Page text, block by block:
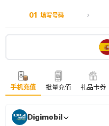
01 填写号码
手机充值 批量充值 礼品卡券
Digimobil